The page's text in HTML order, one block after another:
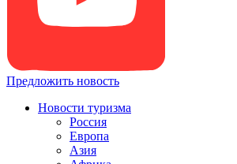
Предложить новость
Новости туризма
Россия
Европа
Азия